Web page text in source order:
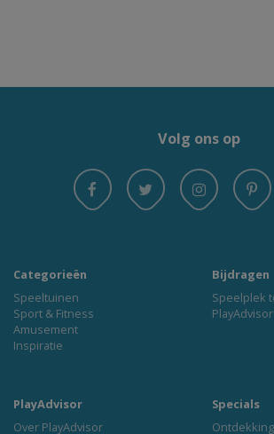
Volg ons op
Categorieën
Speeltuinen
Sport & Fitness
Amusement
Inspiratie
Bijdragen
Speelplek
PlayAdvisor
Over PlayAdvisor
Specials